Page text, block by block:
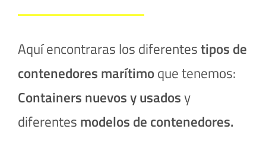
Aquí encontraras los diferentestipos de
contenedores marítimoque tenemos:
Containers nuevos y usadosy
diferentes modelos de contenedores.